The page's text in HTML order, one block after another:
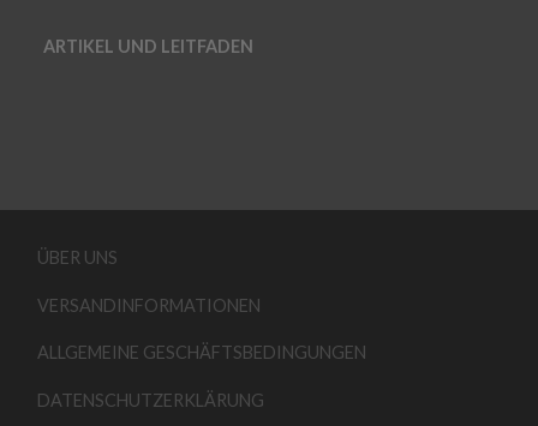
ARTIKEL UND LEITFADEN
ÜBER UNS
VERSANDINFORMATIONEN
ALLGEMEINE GESCHÄFTSBEDINGUNGEN
DATENSCHUTZERKLÄRUNG